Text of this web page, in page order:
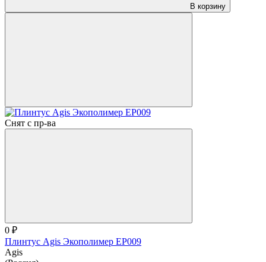
В корзину
Снят с пр-ва
0 ₽
Плинтус Agis Экополимер EP009
Agis